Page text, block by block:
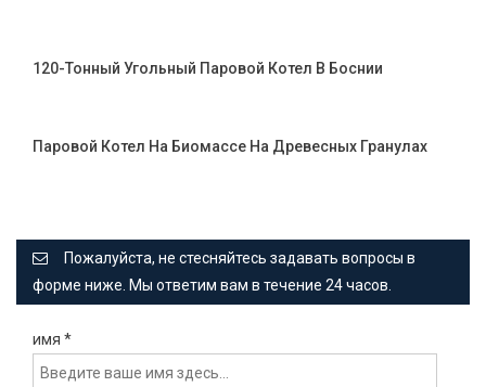
120-Тонный Угольный Паровой Котел В Боснии
Паровой Котел На Биомассе На Древесных Гранулах
Пожалуйста, не стесняйтесь задавать вопросы в
форме ниже. Мы ответим вам в течение 24 часов.
имя *